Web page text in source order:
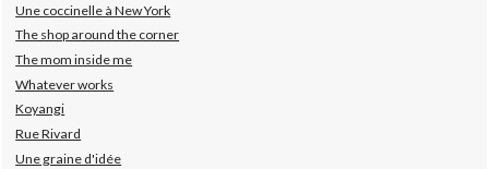
Une coccinelle à New York
The shop around the corner
The mom inside me
Whatever works
Koyangi
Rue Rivard
Une graine d'idée